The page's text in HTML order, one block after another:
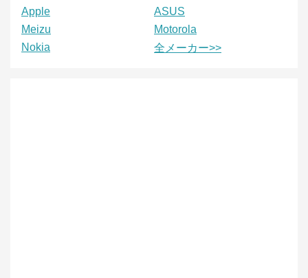
Apple
ASUS
Meizu
Motorola
Nokia
全メーカー>>